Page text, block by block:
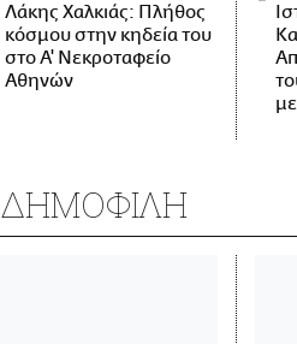
Λάκης Χαλκιάς: Πλήθος
κόσμου στην κηδεία του
στο Α' Νεκροταφείο
Αθηνών
ΔΗΜΟΦΙΛΗ